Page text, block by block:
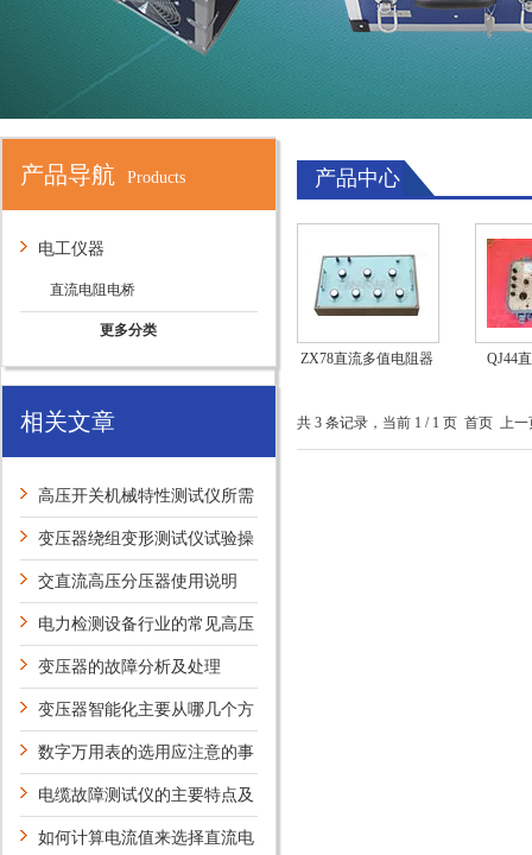
产品导航 Products
电工仪器
直流电阻电桥
更多分类
相关文章
高压开关机械特性测试仪所需
遵循的安全法则
变压器绕组变形测试仪试验操
作与判断
交直流高压分压器使用说明
电力检测设备行业的常见高压
试验分为哪几种?
变压器的故障分析及处理
变压器智能化主要从哪几个方
面实现？
数字万用表的选用应注意的事
项 电缆故障测试仪的主要特点及
技术指标，你知道吗？
如何计算电流值来选择直流电
产品中心
ZX78直流多值电阻器 QJ44
共 3 条记录，当前 1 / 1 页 首页 上